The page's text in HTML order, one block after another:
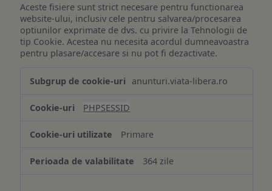
Aceste fisiere sunt strict necesare pentru functionarea
website-ului, inclusiv cele pentru salvarea/procesarea
optiunilor exprimate de dvs. cu privire la Tehnologii de
tip Cookie. Acestea nu necesita acordul dumneavoastra
pentru plasare/accesare si nu pot fi dezactivate.
de
Cookie
necesare
anunturi.viata-libera.ro
PHPSESSID
Primare
364 zile